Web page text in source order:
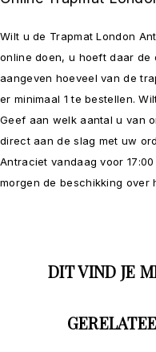
Wilt u de Trapmat London
online doen, u hoeft daar de
aangeven hoeveel van de
er minimaal 1 te bestellen.
Geef aan welk aantal u van
direct aan de slag met uw
Antraciet vandaag voor
morgen de beschikking over
DIT VIND JE